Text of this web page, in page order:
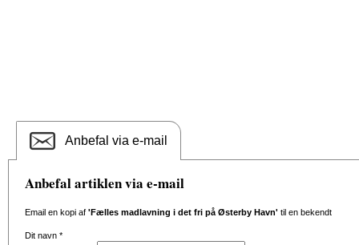
Anbefal via e-mail
Anbefal artiklen via e-mail
Email en kopi af 'Fælles madlavning i det fri på Østerby Havn' til en bekendt
Dit navn *